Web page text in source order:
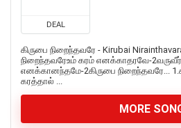
DEAL
கிருபை நிறைந்தவரே - Kirubai
நிறைந்தவரேஉம் கரம் எனக்காதரவே-
எனக்கானந்தமே-2கிருபை நிறைந்தவரே...
கரத்தால் ...
MORE